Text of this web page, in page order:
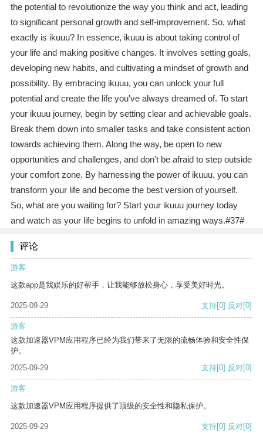
the potential to revolutionize the way you think and act, leading
to significant personal growth and self-improvement. So, what
exactly is ikuuu? In essence, ikuuu is about taking control of
your life and making positive changes. It involves setting goals,
developing new habits, and cultivating a mindset of growth and
possibility. By embracing ikuuu, you can unlock your full
potential and create the life you've always dreamed of. To start
your ikuuu journey, begin by setting clear and achievable goals.
Break them down into smaller tasks and take consistent action
towards achieving them. Along the way, be open to new
opportunities and challenges, and don't be afraid to step outside
your comfort zone. By harnessing the power of ikuuu, you can
transform your life and become the best version of yourself.
So, what are you waiting for? Start your ikuuu journey today
and watch as your life begins to unfold in amazing ways.#37#
评论
游客
这款app是我娱乐的好帮手，让我能够放松身心，享受美好时光。
2025-09-29 支持[0] 反对[0]
游客
这款加速器VPM应用程序已经为我们带来了无限的流畅体验和安全性保
护。
2025-09-29
支持[0] 反对[0]
游客
这款加速器VPM应用程序提供了顶级的安全性和隐私保护。
2025-09-29 支持[0] 反对[0]